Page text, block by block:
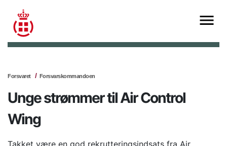
Forsvaret Forsvarskommandoen
Unge strømmer til Air Control
Wing